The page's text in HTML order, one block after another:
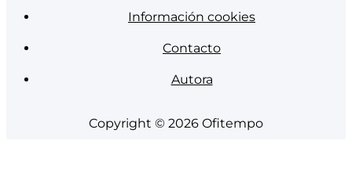
Información cookies
Contacto
Autora
Copyright © 2026 Ofitempo